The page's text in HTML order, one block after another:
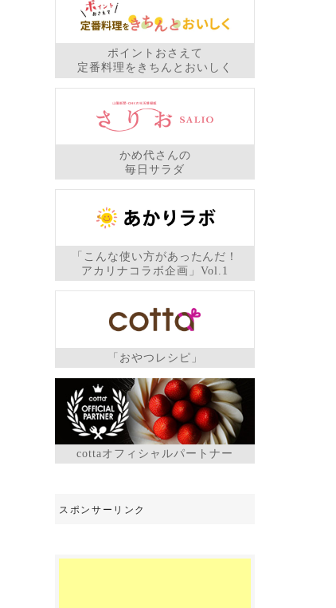
ポイントおさえて
定番料理をきちんとおいしく
かめ代さんの
毎日サラダ
「こんな使い方があったんだ！
アカリナコラボ企画」Vol.1
「おやつレシピ」
cottaオフィシャルパートナー